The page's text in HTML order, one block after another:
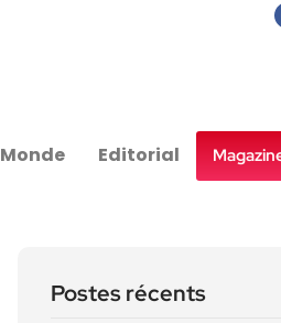
Monde Editorial
Postes récents